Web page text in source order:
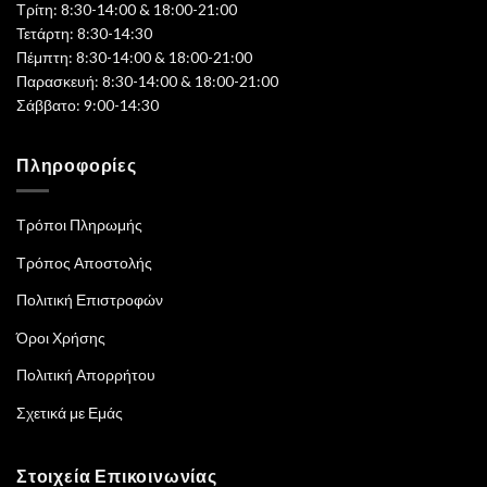
Τρίτη: 8:30-14:00 & 18:00-21:00
Τετάρτη: 8:30-14:30
Πέμπτη: 8:30-14:00 & 18:00-21:00
Παρασκευή: 8:30-14:00 & 18:00-21:00
Σάββατο: 9:00-14:30
Πληροφορίες
Τρόποι Πληρωμής
Τρόπος Αποστολής
Πολιτική Επιστροφών
Όροι Χρήσης
Πολιτική Απορρήτου
Σχετικά με Εμάς
Στοιχεία Επικοινωνίας